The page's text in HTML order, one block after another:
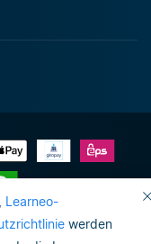
Learneo-
werden